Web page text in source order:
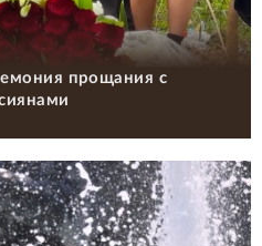
прощания с